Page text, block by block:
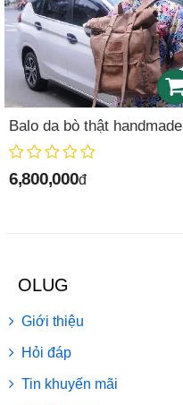
Balo da bò thật handmade
6,800,000đ
OLUG
Giới thiệu
Hỏi đáp
Tin khuyến mãi